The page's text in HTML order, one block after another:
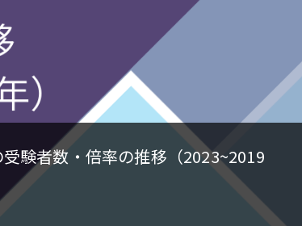
験者数・倍率の推移（2023~2019